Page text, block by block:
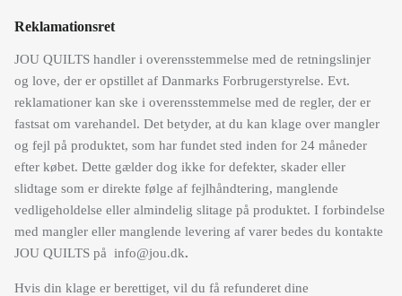
Reklamationsret
JOU QUILTS handler i overensstemmelse med de retningslinjer
og love, der er opstillet af Danmarks Forbrugerstyrelse. Evt.
reklamationer kan ske i overensstemmelse med de regler, der er
fastsat om varehandel. Det betyder, at du kan klage over mangler
og fejl på produktet, som har fundet sted inden for 24 måneder
efter købet. Dette gælder dog ikke for defekter, skader eller
slidtage som er direkte følge af fejlhåndtering, manglende
vedligeholdelse eller almindelig slitage på produktet. I forbindelse
med mangler eller manglende levering af varer bedes du kontakte
JOU QUILTS på info@jou.dk.
Hvis din klage er berettiget, vil du få refunderet dine